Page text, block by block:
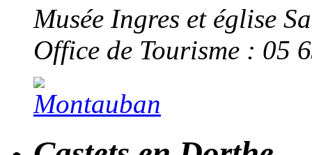
Musée Ingres et église
Office de Tourisme : 05